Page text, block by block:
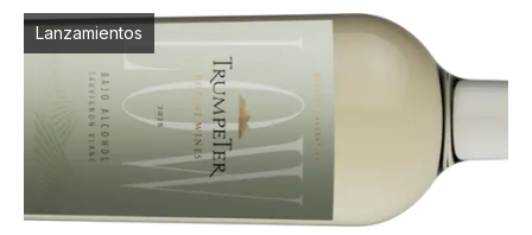
Lanzamientos